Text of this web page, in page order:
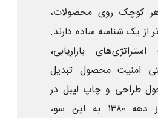
کوچک روی محصولات،
از یک شناسه ساده دارند.
بازاریابی،
امنیت محصول تبدیل
طراحی و چاپ لیبل در
ایران، به‌ویژه از دهه ۱۳۸۰ به این سو،